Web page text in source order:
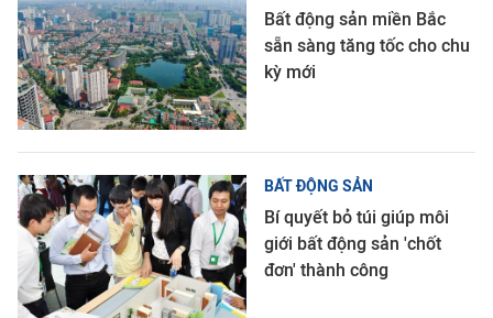
Bất động sản miền Bắc
sẵn sàng tăng tốc cho chu
kỳ mới
BẤT ĐỘNG SẢN
Bí quyết bỏ túi giúp môi
giới bất động sản 'chốt
đơn' thành công